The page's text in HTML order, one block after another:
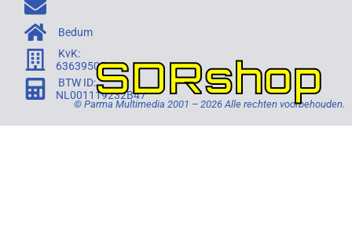
Bedum
KvK:
63639505
BTW ID:
NL001119232B47
© Parma Multimedia 2001 – 2026 Alle rechten voorbehouden.
SDRshop